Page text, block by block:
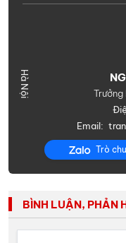
Trưởng
Email:
Trò
BÌNH LUẬN, PHẢN